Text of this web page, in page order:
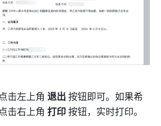
击左上角 退出 按钮即可。如果希
击右上角 打印 按钮，实时打印。